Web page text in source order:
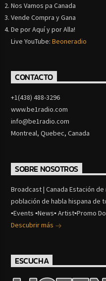
Nos Vamos pa Canada
Vende Compra y Gana
De por Aquí y por Alla!
Live YouTube:Beoneradio
CONTACTO
+1(438) 488-3296
www.be1radio.com
info@be1radio.com
Montreal, Quebec, Canada
SOBRE NOSOTROS
Broadcast | Canada Estación
población de habla hispana de
▪Events ▪News▪ Artist▪Promo
Descubrir más
ESCUCHA